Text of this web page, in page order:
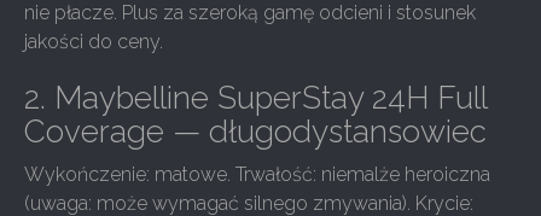
nie płacze. Plus za szeroką gamę odcieni i stosunek
jakości do ceny.
2. Maybelline SuperStay 24H Full
Coverage — długodystansowiec
Wykończenie: matowe. Trwałość: niemalże heroiczna
(uwaga: może wymagać silnego zmywania). Krycie: